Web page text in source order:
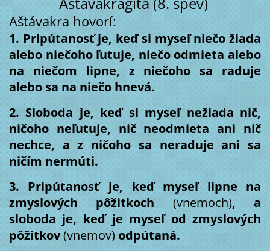
Aštávakra hovorí:
1. Pripútanosť je, keď si myseľ niečo žiada
alebo niečoho ľutuje, niečo odmieta alebo
na niečom lipne, z niečoho sa raduje
alebo sa na niečo hnevá.
2. Sloboda je, keď si myseľ nežiada nič,
ničoho neľutuje, nič neodmieta ani nič
nechce, a z ničoho sa neraduje ani sa
ničím nermúti.
3. Pripútanosť je, keď myseľ lipne na
zmyslových pôžitkoch (vnemoch), a
sloboda je, keď je myseľ od zmyslových
pôžitkov(vnemov)odpútaná.